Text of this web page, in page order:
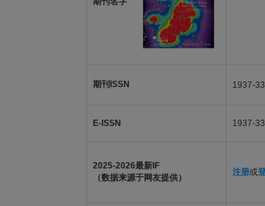
期刊ISSN 1937-
E-ISSN 1937-
2025-2026最新IF
（数据来源于网友提供）
注册或